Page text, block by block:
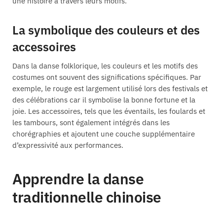
La symbolique des couleurs et des
accessoires
Dans la danse folklorique, les couleurs et les motifs des
costumes ont souvent des significations spécifiques. Par
exemple, le rouge est largement utilisé lors des festivals et
des célébrations car il symbolise la bonne fortune et la
joie. Les accessoires, tels que les éventails, les foulards et
les tambours, sont également intégrés dans les
chorégraphies et ajoutent une couche supplémentaire
d’expressivité aux performances.
Apprendre la danse
traditionnelle chinoise